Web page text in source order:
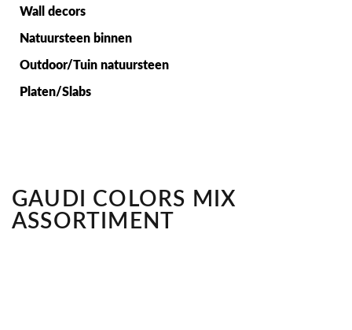
Wall decors
Natuursteen binnen
Outdoor/Tuin natuursteen
Platen/Slabs
GAUDI COLORS MIX
ASSORTIMENT